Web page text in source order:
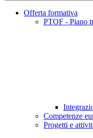
Offerta formativa
PTOF - Piano
Competenze
Progetti e